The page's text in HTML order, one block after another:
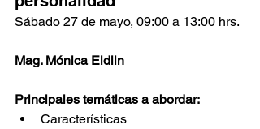
Sábado 27 de mayo, 09:00 a 13:00 hrs.
Mag. Mónica Eidlin
Principales temáticas a abordar:
Características